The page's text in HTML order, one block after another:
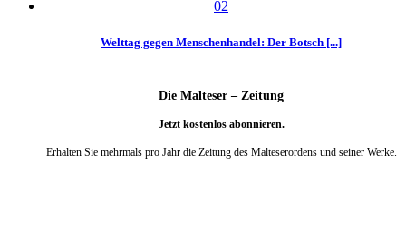
Welttag gegen Menschenhandel: Der Botsch [...]
Die Malteser – Zeitung
Jetzt kostenlos abonnieren.
Erhalten Sie mehrmals pro Jahr die Zeitung des Malteserordens und seiner Werke.